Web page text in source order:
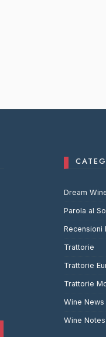
Dream
Parola al
Recensioni
Trattorie
Trattorie
Trattorie
Wine News
Wine Notes